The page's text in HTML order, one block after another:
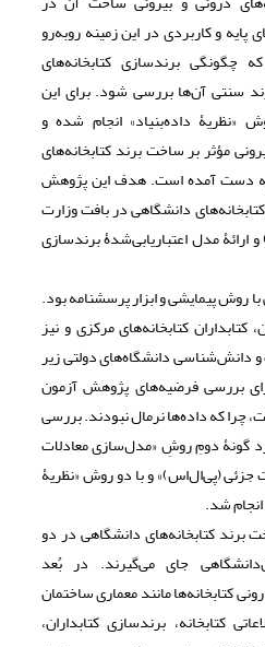
پایه و کاربردی در این زمینه روبه‌رو
چگونگی برندسازی کتابخانه‌های
سنتی آن‌ها بررسی شود. برای این
داده‌بنیاد» انجام شده و
مؤثر بر ساخت برند کتابخانه‌های
دست آمده است. هدف این پژوهش
دانشگاهی در بافت وزارت
ارائۀ مدل اعتباریابی‌شدۀ برندسازی
روش پیمایشی و ابزار پرسشنامه بود.
کتابداران کتابخانه‌های مرکزی و نیز
دانش‌شناسی دانشگاه‌های دولتی زیر
بررسی فرضیه‌های پژوهش آزمون
چرا که داده‌ها نرمال نبودند. بررسی
گونۀ دومِ روشِ «مدل‌سازی معادلات
جزئی (پی‌ال‌اس)» و با دو روش «نظریۀ
انجام شد.
برند کتابخانه‌های دانشگاهی در دو
جای می‌گیرند. در بُعد
کتابخانه‌ها مانند معماری ساختمان
کتابخانه، برندسازی کتابداران،